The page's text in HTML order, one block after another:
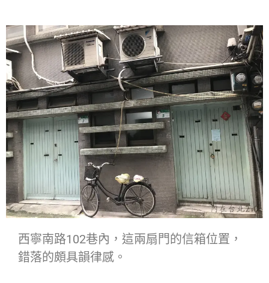
西寧南路102巷內，這兩扇門的信箱位置，
錯落的頗具韻律感。